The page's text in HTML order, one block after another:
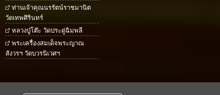
ท่านเจ้าคุณนรรัตน์ราชมานิต
วัดเทพศิรินทร์
หลวงปู่โต๊ะ วัดประดู่ฉิมพลี
พระเครื่องสมเด็จพระญาณ
สังวรฯ วัดบวรนิเวศฯ